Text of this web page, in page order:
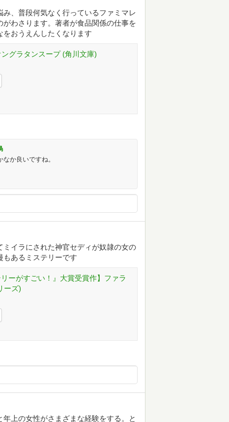
、普段何気なく行っているファミマレ
わさります。著者が食品関係の仕事を
をおうえんしたくなります
グラタンスープ (角川文庫)
か良いですね。
イラにされた神官セディが奴隷の女の
もあるミステリーです
ーがすごい！』大賞受賞作】ファラ
ーズ)
上の女性がさまざまな経験をする。と